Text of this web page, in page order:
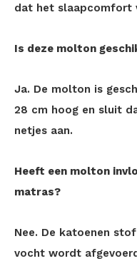
dat het slaapcomfort
Is deze molton
Ja. De molton is
28 cm hoog en sluit
netjes aan.
Heeft een molton
matras?
Nee. De katoenen
vocht wordt